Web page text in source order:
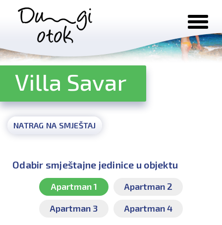
Preskoči na sadržaj
Villa Savar
NATRAG NA SMJEŠTAJ
Odabir smještajne jedinice u objektu
Apartman 1
Apartman 2
Apartman 3
Apartman 4